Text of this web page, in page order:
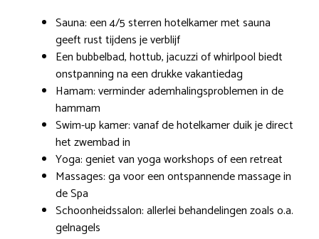
Sauna: een 4/5 sterren hotelkamer met sauna
geeft rust tijdens je verblijf
Een bubbelbad, hottub, jacuzzi of whirlpool biedt
onstpanning na een drukke vakantiedag
Hamam: verminder ademhalingsproblemen in de
hammam
Swim-up kamer: vanaf de hotelkamer duik je direct
het zwembad in
Yoga: geniet van yoga workshops of een retreat
Massages: ga voor een ontspannende massage in
de Spa
Schoonheidssalon: allerlei behandelingen zoals o.a.
gelnagels